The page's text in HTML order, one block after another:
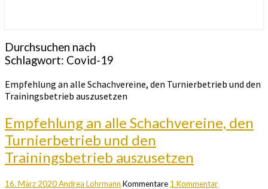
Durchsuchen nach
Schlagwort: Covid-19
Empfehlung an alle Schachvereine, den Turnierbetrieb und den
Trainingsbetrieb auszusetzen
Empfehlung an alle Schachvereine, den
Turnierbetrieb und den
Trainingsbetrieb auszusetzen
16. März 2020Andrea Lohrmann Kommentare 1 Kommentar